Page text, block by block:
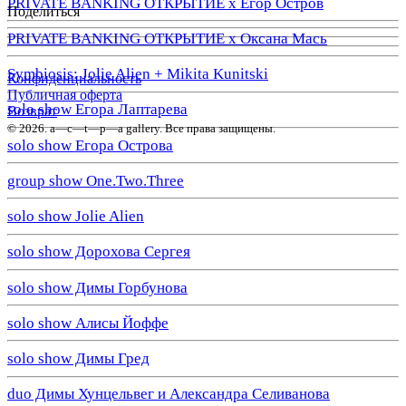
PRIVATE BANKING ОТКРЫТИЕ х Оксана Мась
Symbiosis: Jolie Alien + Mikita Kunitski
solo show Егора Лаптарева
solo show Егора Острова
group show One.Two.Three
solo show Jolie Alien
solo show Дорохова Сергея
solo show Димы Горбунова
solo show Алисы Йоффе
solo show Димы Гред
duo Димы Хунцельвег и Александра Селиванова
Поделиться
Конфиденциальность
Публичная оферта
Возврат
© 2026. a—с—t—р—a gallery. Все права защищены.